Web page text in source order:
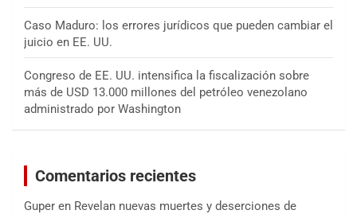
Caso Maduro: los errores jurídicos que pueden cambiar el
juicio en EE. UU.
Congreso de EE. UU. intensifica la fiscalización sobre
más de USD 13.000 millones del petróleo venezolano
administrado por Washington
Comentarios recientes
Guper en Revelan nuevas muertes y deserciones de